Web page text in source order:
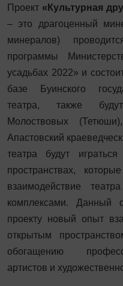
Проект «Культурная
– это драгоценный
минералов)
программы
усадьбах 2022» и
базе Буинского
театра, также
Молоствовых
Апастовский
театра будут
пространствах,
взаимодействие
комплексами. Данный
проекту новый опыт
открытым
обогащению
артистов и